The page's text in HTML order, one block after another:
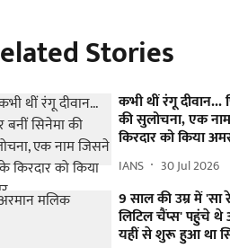
Stories
कभी थीं रंगू दीवान...
की सुलोचना, एक
किरदार को किया
IANS 30 Jul 2026
9 साल की उम्र में 'सा
लिटिल चैंप्स' पहुंचे थे
यहीं से शुरू हुआ था